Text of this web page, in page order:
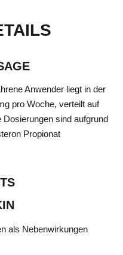
Anwender liegt in der
pro Woche, verteilt auf
sind aufgrund
Propionat
als Nebenwirkungen